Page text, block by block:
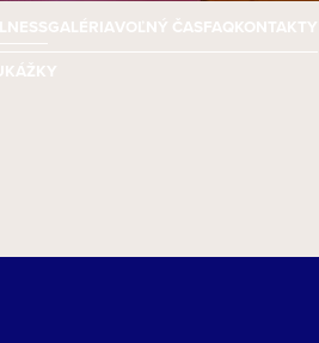
GALÉRIAVOĽNÝ ČASFAQKONTAKTY